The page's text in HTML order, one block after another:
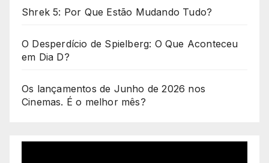
Shrek 5: Por Que Estão Mudando Tudo?
O Desperdício de Spielberg: O Que Aconteceu
em Dia D?
Os lançamentos de Junho de 2026 nos
Cinemas. É o melhor mês?